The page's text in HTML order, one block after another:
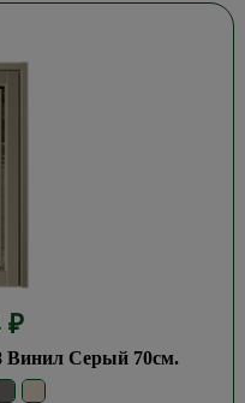
₽
Винил Серый 70см.